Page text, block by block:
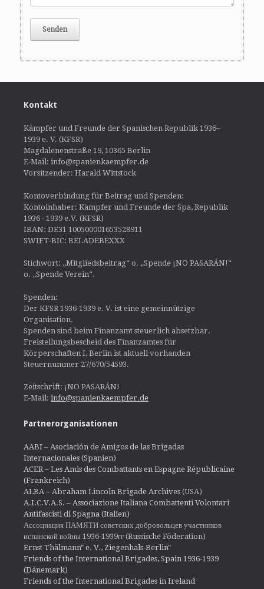
Kontakt
Kämpfer und Freunde der Spanischen Republik 1936–
1939 e. V. (KFSR)
Magdalenenstraße 19, 10365 Berlin
E-Mail: info@spanienkaempfer.de
Vorsitzender: Harald Wittstock
Kontoverbindung für Beitrag und Spenden:
Kontoinhaber: Kämpfer und Freunde der Spa, Republik
1936 - 1939 e.V. (KFSR)
IBAN: DE31 100500001653528911
SWIFT-BIC: BELADEBEXXX
Stichwort: „Mitgliedsbeitrag“ o. „Spende ¡NO PASARÁN!“
o. „Spende Verein“.
Spenden:
Der KFSR 1936-1939 e. V. ist eine gemeinnützige
Organisation.
Spenden sind beim Finanzamt steuerlich absetzbar.
Freistellungsbescheid des Finanzamtes für
Körperschaften I, Berlin ist aktuell vorhanden
Steuernummer 27/670/54593.
Zeitschrift: ¡NO PASARÁN!
E-Mail: info@spanienkaempfer.de
Partnerorganisationen
AABI – Asociación de Amigos de las Brigadas
Internacionales (Spanien)
ACER – Les Amis des Combattants en Espagne Républicaine
(Frankreich)
ALBA – Abraham Lincoln Brigade Archives (USA)
A.I.C.V.A.S. – Associazione Italiana Combattenti Volontari
Antifascisti di Spagna (Italien)
Ассоциация ПАМЯТИ советских добровольцев участников
испанской войны 1936-1939гг (Russische Föderation)
Ernst Thälmann" e. V., Ziegenhals-Berlin"
Friends of the International Brigades, Spain 1936-1939
(Dänemark)
Friends of the International Brigades in Ireland